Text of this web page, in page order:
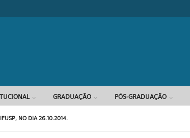
GRADUAÇÃO PÓS-GRADUAÇÃO
NO DIA 26.10.2014.